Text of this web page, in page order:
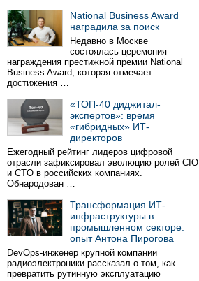
National Business Award
наградила за поиск
Недавно в Москве
состоялась церемония
награждения престижной премии National
Business Award, которая отмечает
достижения …
«ТОП-40 диджитал-
экспертов»: время
«гибридных» ИТ-
директоров
Ежегодный рейтинг лидеров цифровой
отрасли зафиксировал эволюцию ролей CIO
и CTO в российских компаниях.
Обнародован …
Трансформация ИТ-
инфраструктуры в
промышленном секторе:
опыт Антона Пирогова
DevOps-инженер крупной компании
радиоэлектроники рассказал о том, как
превратить рутинную эксплуатацию